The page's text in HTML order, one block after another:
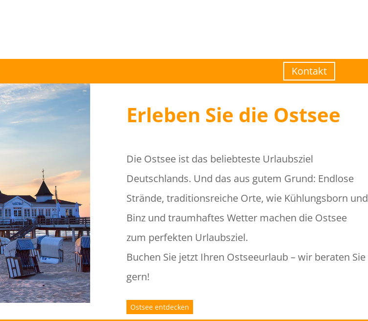
Kontakt
Erleben Sie die Ostsee
Die Ostsee ist das beliebteste Urlaubsziel
Deutschlands. Und das aus gutem Grund: Endlose
Strände, traditionsreiche Orte, wie Kühlungsborn und
Binz und traumhaftes Wetter machen die Ostsee
zum perfekten Urlaubsziel.
Buchen Sie jetzt Ihren Ostseeurlaub – wir beraten Sie
gern!
Ostsee entdecken